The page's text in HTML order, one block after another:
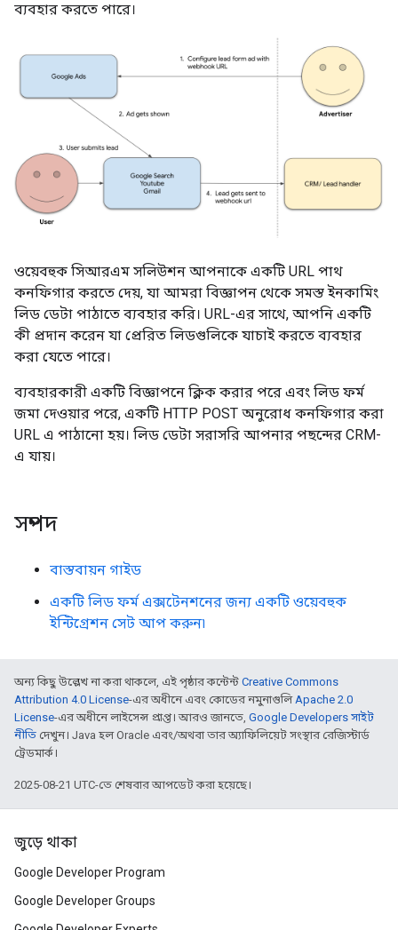
ব্যবহার করতে পারে।
ওয়েবহুক সিআরএম সলিউশন আপনাকে একটি URL পাথ
কনফিগার করতে দেয়, যা আমরা বিজ্ঞাপন থেকে সমস্ত ইনকামিং
লিড ডেটা পাঠাতে ব্যবহার করি। URL-এর সাথে, আপনি একটি
কী প্রদান করেন যা প্রেরিত লিডগুলিকে যাচাই করতে ব্যবহার
করা যেতে পারে।
ব্যবহারকারী একটি বিজ্ঞাপনে ক্লিক করার পরে এবং লিড ফর্ম
জমা দেওয়ার পরে, একটি HTTP POST অনুরোধ কনফিগার করা
URL এ পাঠানো হয়। লিড ডেটা সরাসরি আপনার পছন্দের CRM-
এ যায়।
সম্পদ
বাস্তবায়ন গাইড
একটি লিড ফর্ম এক্সটেনশনের জন্য একটি ওয়েবহুক
ইন্টিগ্রেশন সেট আপ করুন৷
অন্য কিছু উল্লেখ না করা থাকলে, এই পৃষ্ঠার কন্টেন্ট Creative Commons
Attribution 4.0 License-এর অধীনে এবং কোডের নমুনাগুলি Apache 2.0
License-এর অধীনে লাইসেন্স প্রাপ্ত। আরও জানতে, Google Developers সাইট
নীতি দেখুন। Java হল Oracle এবং/অথবা তার অ্যাফিলিয়েট সংস্থার রেজিস্টার্ড
ট্রেডমার্ক।
2025-08-21 UTC-তে শেষবার আপডেট করা হয়েছে।
জুড়ে থাকা
Google Developer Program
Google Developer Groups